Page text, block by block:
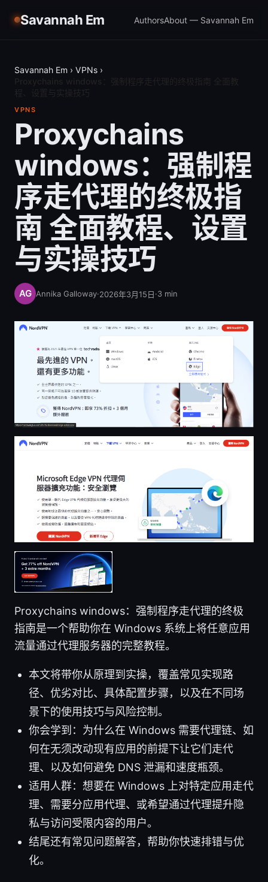
Savannah Em AuthorsAbout — Savannah Em
Savannah Em › VPNs ›
VPNS
Proxychains
windows：强制程
序走代理的终极指
南 全面教程、设置
与实操技巧
Annika Galloway·2026年3月15日·3 min
Proxychains windows：强制程序走代理的终极
指南是一个帮助你在 Windows 系统上将任意应用
流量通过代理服务器的完整教程。
本文将带你从原理到实操，覆盖常见实现路
径、优劣对比、具体配置步骤，以及在不同场
景下的使用技巧与风险控制。
你会学到：为什么在 Windows 需要代理链、如
何在无须改动现有应用的前提下让它们走代
理、以及如何避免 DNS 泄漏和速度瓶颈。
适用人群：想要在 Windows 上对特定应用走代
理、需要分应用代理、或希望通过代理提升隐
私与访问受限内容的用户。
结尾还有常见问题解答，帮助你快速排错与优
化。